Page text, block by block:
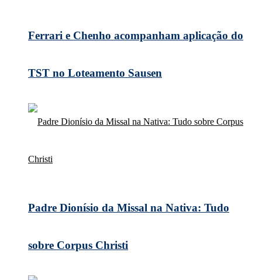
Ferrari e Chenho acompanham aplicação do
TST no Loteamento Sausen
Padre Dionísio da Missal na Nativa: Tudo
sobre Corpus Christi